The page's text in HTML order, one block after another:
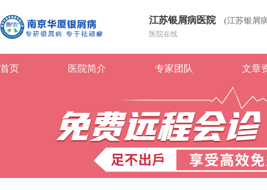
江苏银屑病医院 (江苏银屑
医院在线
首页 医院简介 专家团队 文章